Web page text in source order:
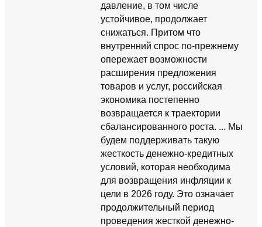
давление, в том числе
устойчивое, продолжает
снижаться. Притом что
внутренний спрос по-прежнему
опережает возможности
расширения предложения
товаров и услуг, российская
экономика постепенно
возвращается к траектории
сбалансированного роста. ... Мы
будем поддерживать такую
жесткость денежно-кредитных
условий, которая необходима
для возвращения инфляции к
цели в 2026 году. Это означает
продолжительный период
проведения жесткой денежно-